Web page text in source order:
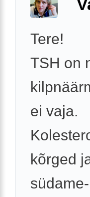
Tere!
TSH on
ei vaja.
kõrged